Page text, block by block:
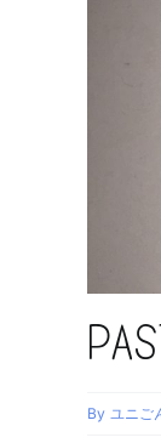
By ユニご